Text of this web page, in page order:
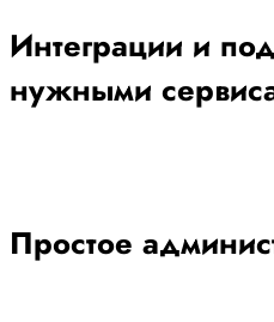
Интеграции и
нужными
Простое